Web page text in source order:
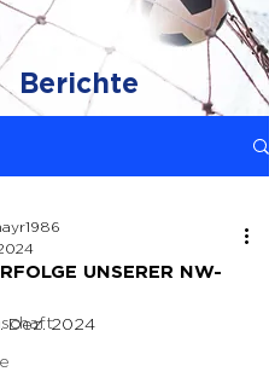
Berichte
UNSERER NW-
Dez. 2024